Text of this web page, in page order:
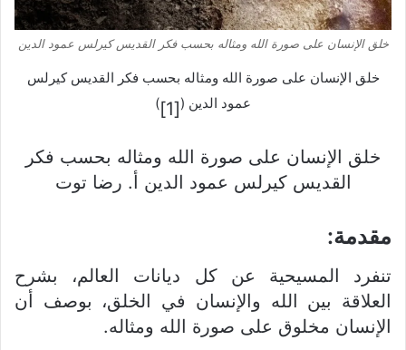
خلق الإنسان على صورة الله ومثاله بحسب فكر القديس كيرلس عمود الدين
خلق الإنسان على صورة الله ومثاله بحسب فكر القديس كيرلس
عمود الدين ([1]
)
خلق الإنسان على صورة الله ومثاله بحسب فكر
القديس كيرلس عمود الدين أ. رضا توت
مقدمة:
تنفرد المسيحية عن كل ديانات العالم، بشرح
العلاقة بين الله والإنسان في الخلق، بوصف أن
الإنسان مخلوق على صورة الله ومثاله.